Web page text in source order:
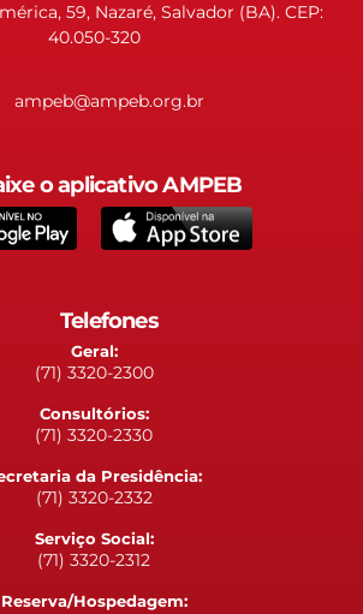
59, Nazaré, Salvador (BA). CEP:
40.050-320
ampeb@ampeb.org.br
o aplicativo AMPEB
Telefones
Geral:
(71) 3320-2300
Consultórios:
(71) 3320-2330
da Presidência:
(71) 3320-2332
Serviço Social:
(71) 3320-2312
Reserva/Hospedagem: